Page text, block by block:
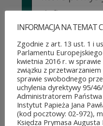
samorządu
jest aż 30
po...
CZYTAJ DALEJ
INFORMACJA NA TEMAT
Zgodnie z art. 13 ust. 1 i
Parlamentu
kwietnia 2016 r. w
związku z
sprawie swobodnego
uchylenia dyrektywy 95/
Administratorem
Instytut Papieża Jana
(kod pocztowy: 02-972),
Księdza Prymasa Augusta